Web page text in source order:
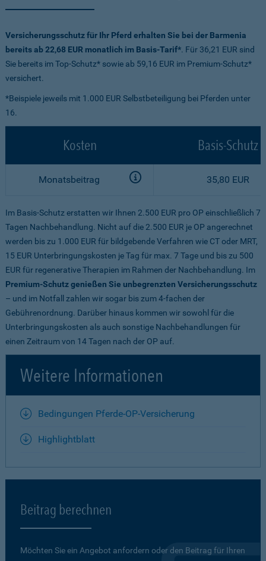
Versicherungsschutz für Ihr Pferd erhalten Sie bei der Barmenia
bereits ab 22,68 EUR monatlich im Basis-Tarif*. Für 36,21 EUR sind
Sie bereits im Top-Schutz* sowie ab 59,16 EUR im Premium-Schutz*
versichert.
*Beispiele jeweils mit 1.000 EUR Selbstbeteiligung bei Pferden unter
16.
Kosten Basis-Schutz
Monatsbeitrag 35,80 EUR
Im Basis-Schutz erstatten wir Ihnen 2.500 EUR pro OP einschließlich 7
Tagen Nachbehandlung. Nicht auf die 2.500 EUR je OP angerechnet
werden bis zu 1.000 EUR für bildgebende Verfahren wie CT oder MRT,
15 EUR Unterbringungskosten je Tag für max. 7 Tage und bis zu 500
EUR für regenerative Therapien im Rahmen der Nachbehandlung. Im
Premium-Schutz genießen Sie unbegrenzten Versicherungsschutz
– und im Notfall zahlen wir sogar bis zum 4-fachen der
Gebührenordnung. Darüber hinaus kommen wir sowohl für die
Unterbringungskosten als auch sonstige Nachbehandlungen für
einen Zeitraum von 14 Tagen nach der OP auf.
Weitere Informationen
Bedingungen Pferde-OP-Versicherung
Highlightblatt
Beitrag berechnen
Möchten Sie ein Angebot anfordern oder den Beitrag für Ihren